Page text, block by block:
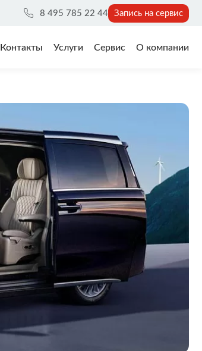
8 495 785 22 44 Запись на сервис
Контакты Услуги Сервис О компании